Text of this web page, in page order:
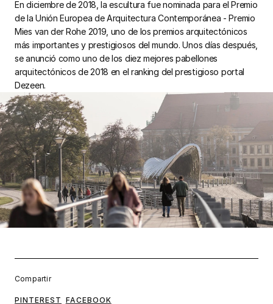
En diciembre de 2018, la escultura fue nominada para el Premio
de la Unión Europea de Arquitectura Contemporánea - Premio
Mies van der Rohe 2019, uno de los premios arquitectónicos
más importantes y prestigiosos del mundo. Unos días después,
se anunció como uno de los diez mejores pabellones
arquitectónicos de 2018 en el ranking del prestigioso portal
Dezeen.
Compartir
PINTEREST FACEBOOK